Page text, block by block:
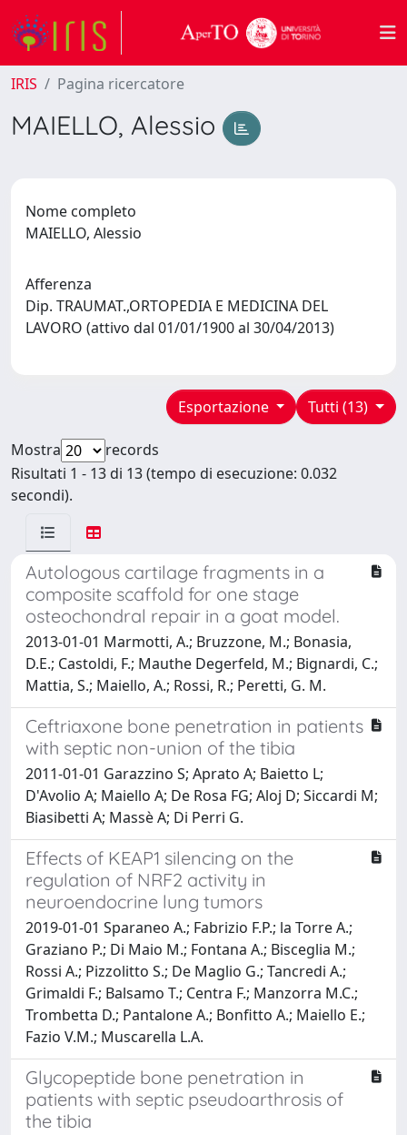
IRIS Pagina ricercatore
MAIELLO, Alessio
Nome completo
MAIELLO, Alessio
Afferenza
Dip. TRAUMAT.,ORTOPEDIA E MEDICINA DEL
LAVORO (attivo dal 01/01/1900 al 30/04/2013)
Tutti (13)
Esportazione
Mostra
records
Risultati 1 - 13 di 13 (tempo di esecuzione: 0.032
secondi).
Autologous cartilage fragments in a
composite scaffold for one stage
osteochondral repair in a goat model.
2013-01-01 Marmotti, A.; Bruzzone, M.; Bonasia,
D.E.; Castoldi, F.; Mauthe Degerfeld, M.; Bignardi, C.;
Mattia, S.; Maiello, A.; Rossi, R.; Peretti, G. M.
Ceftriaxone bone penetration in patients
with septic non-union of the tibia
2011-01-01 Garazzino S; Aprato A; Baietto L;
D'Avolio A; Maiello A; De Rosa FG; Aloj D; Siccardi M;
Biasibetti A; Massè A; Di Perri G.
Effects of KEAP1 silencing on the
regulation of NRF2 activity in
neuroendocrine lung tumors
2019-01-01 Sparaneo A.; Fabrizio F.P.; la Torre A.;
Graziano P.; Di Maio M.; Fontana A.; Bisceglia M.;
Rossi A.; Pizzolitto S.; De Maglio G.; Tancredi A.;
Grimaldi F.; Balsamo T.; Centra F.; Manzorra M.C.;
Trombetta D.; Pantalone A.; Bonfitto A.; Maiello E.;
Fazio V.M.; Muscarella L.A.
Glycopeptide bone penetration in
patients with septic pseudoarthrosis of
the tibia